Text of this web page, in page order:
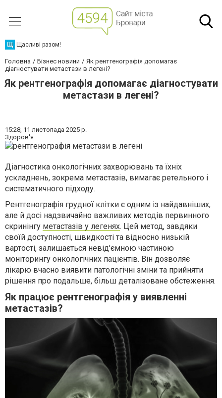
Щ Щасливі разом!
Головна Бізнес новини
Як рентгенографія допомагає
діагностувати метастази в легені?
Як рентгенографія допомагає діагностувати
метастази в легені?
15:28, 11 листопада 2025 р.
Здоров'я
Діагностика онкологічних захворювань та їхніх
ускладнень, зокрема метастазів, вимагає ретельного і
систематичного підходу.
Рентгенографія грудної клітки є одним із найдавніших,
але й досі надзвичайно важливих методів первинного
скринінгу метастазів у легенях. Цей метод, завдяки
своїй доступності, швидкості та відносно низькій
вартості, залишається невід'ємною частиною
моніторингу онкологічних пацієнтів. Він дозволяє
лікарю вчасно виявити патологічні зміни та прийняти
рішення про подальше, більш деталізоване обстеження.
Як працює рентгенографія у виявленні
метастазів?